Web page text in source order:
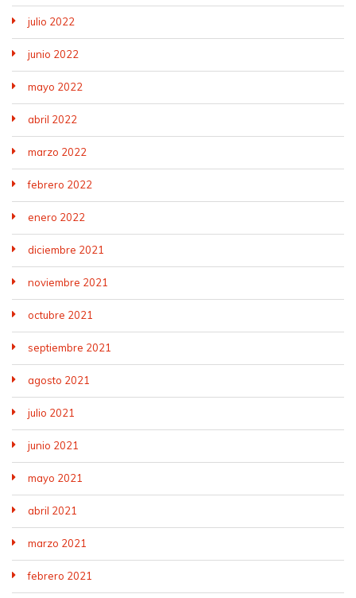
julio 2022
junio 2022
mayo 2022
abril 2022
marzo 2022
febrero 2022
enero 2022
diciembre 2021
noviembre 2021
octubre 2021
septiembre 2021
agosto 2021
julio 2021
junio 2021
mayo 2021
abril 2021
marzo 2021
febrero 2021